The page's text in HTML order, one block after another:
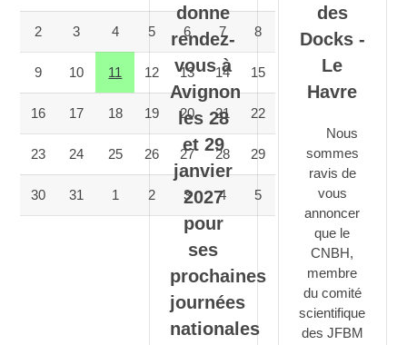
2 3 4 5 6 7 8
9 10 11 12 13 14 15
16 17 18 19 20 21 22
23 24 25 26 27 28 29
30 31 1 2 3 4 5
donne
rendez-
vous à
Avignon
les 28
et 29
janvier
2027
pour
ses
prochaines
journées
nationales
des
Docks -
Le
Havre
Nous
sommes
ravis de
vous
annoncer
que le
CNBH,
membre
du comité
scientifique
des JFBM